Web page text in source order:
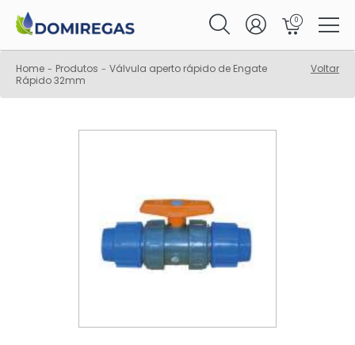
0
Home - Produtos - Válvula aperto rápido de Engate
Rápido 32mm
Voltar